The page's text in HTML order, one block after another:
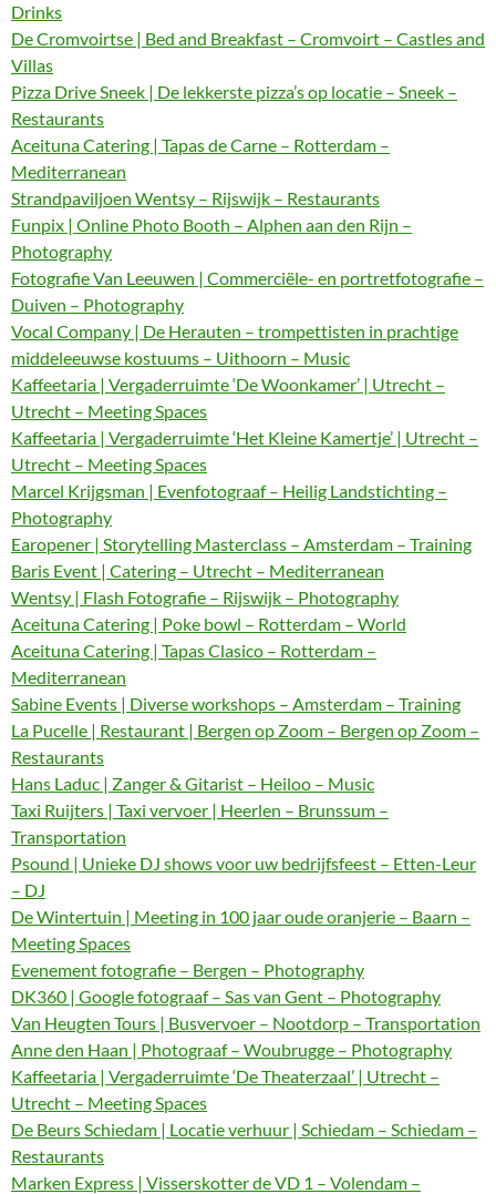
Drinks
De Cromvoirtse | Bed and Breakfast – Cromvoirt – Castles and
Villas
Pizza Drive Sneek | De lekkerste pizza’s op locatie – Sneek –
Restaurants
Aceituna Catering | Tapas de Carne – Rotterdam –
Mediterranean
Strandpaviljoen Wentsy – Rijswijk – Restaurants
Funpix | Online Photo Booth – Alphen aan den Rijn –
Photography
Fotografie Van Leeuwen | Commerciële- en portretfotografie –
Duiven – Photography
Vocal Company | De Herauten – trompettisten in prachtige
middeleeuwse kostuums – Uithoorn – Music
Kaffeetaria | Vergaderruimte ‘De Woonkamer’ | Utrecht –
Utrecht – Meeting Spaces
Kaffeetaria | Vergaderruimte ‘Het Kleine Kamertje’ | Utrecht –
Utrecht – Meeting Spaces
Marcel Krijgsman | Evenfotograaf – Heilig Landstichting –
Photography
Earopener | Storytelling Masterclass – Amsterdam – Training
Baris Event | Catering – Utrecht – Mediterranean
Wentsy | Flash Fotografie – Rijswijk – Photography
Aceituna Catering | Poke bowl – Rotterdam – World
Aceituna Catering | Tapas Clasico – Rotterdam –
Mediterranean
Sabine Events | Diverse workshops – Amsterdam – Training
La Pucelle | Restaurant | Bergen op Zoom – Bergen op Zoom –
Restaurants
Hans Laduc | Zanger & Gitarist – Heiloo – Music
Taxi Ruijters | Taxi vervoer | Heerlen – Brunssum –
Transportation
Psound | Unieke DJ shows voor uw bedrijfsfeest – Etten-Leur
– DJ
De Wintertuin | Meeting in 100 jaar oude oranjerie – Baarn –
Meeting Spaces
Evenement fotografie – Bergen – Photography
DK360 | Google fotograaf – Sas van Gent – Photography
Van Heugten Tours | Busvervoer – Nootdorp – Transportation
Anne den Haan | Photograaf – Woubrugge – Photography
Kaffeetaria | Vergaderruimte ‘De Theaterzaal’ | Utrecht –
Utrecht – Meeting Spaces
De Beurs Schiedam | Locatie verhuur | Schiedam – Schiedam –
Restaurants
Marken Express | Visserskotter de VD 1 – Volendam –